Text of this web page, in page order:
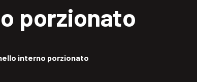
porzionato
interno porzionato